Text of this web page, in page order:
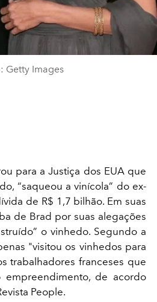
Getty Images
para a Justiça dos EUA que
“saqueou a vinícola” do ex-
de R$ 1,7 bilhão. Em suas
de Brad por suas alegações
o vinhedo. Segundo a
"visitou os vinhedos para
trabalhadores franceses que
empreendimento, de acordo
People.